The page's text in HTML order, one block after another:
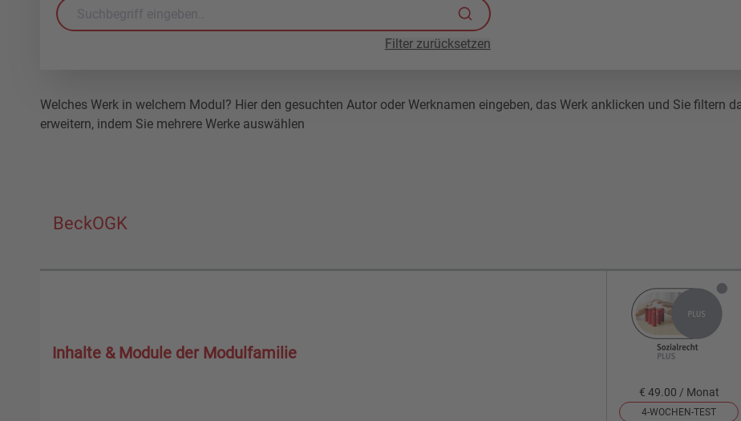
Filter zurücksetzen
Welches Werk in welchem Modul? Hier den gesuchten Autor oder Werknamen eingeben, das Werk anklicken und Sie filtern
erweitern, indem Sie mehrere Werke auswählen
BeckOGK
Inhalte & Module der Modulfamilie
€ 49.00 / Monat
4-WOCHEN-TEST